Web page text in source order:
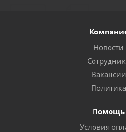
Новости
Вакансии
Политика
Помощь
Условия